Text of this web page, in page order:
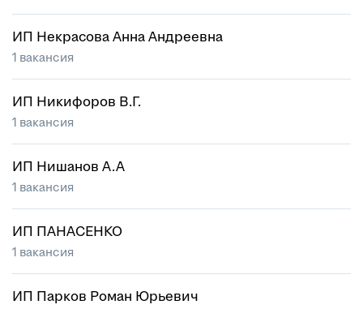
ИП Некрасова Анна Андреевна
1 вакансия
ИП Никифоров В.Г.
1 вакансия
ИП Нишанов А.А
1 вакансия
ИП ПАНАСЕНКО
1 вакансия
ИП Парков Роман Юрьевич